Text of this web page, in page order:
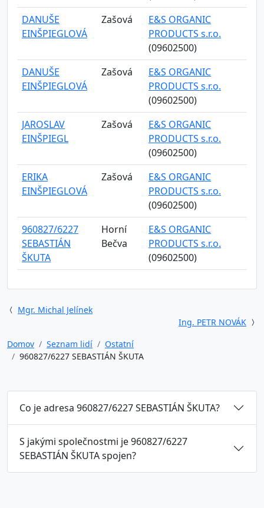
DANUŠE
EINŠPIEGLOVÁ
Zašová
E&S ORGANIC
PRODUCTS s.r.o.
(09602500)
DANUŠE
EINŠPIEGLOVÁ
Zašová
E&S ORGANIC
PRODUCTS s.r.o.
(09602500)
JAROSLAV
EINŠPIEGL
Zašová
E&S ORGANIC
PRODUCTS s.r.o.
(09602500)
ERIKA
EINŠPIEGLOVÁ
Zašová
E&S ORGANIC
PRODUCTS s.r.o.
(09602500)
960827/6227
SEBASTIÁN
ŠKUTA
Horní
Bečva
E&S ORGANIC
PRODUCTS s.r.o.
(09602500)
Mgr. Michal Jelínek
Ing. PETR NOVÁK
Domov
Seznam lidí
Ostatní
960827/6227 SEBASTIÁN ŠKUTA
Co je adresa 960827/6227 SEBASTIÁN ŠKUTA?
S jakými společnostmi je 960827/6227
SEBASTIÁN ŠKUTA spojen?